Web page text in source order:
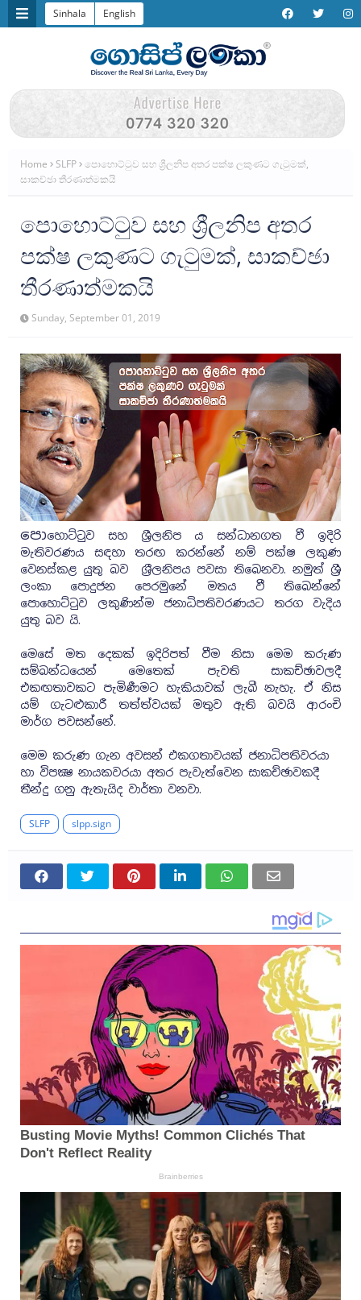
Sinhala English
Home SLFP පොහොට්‍ටුව සහ ශ්‍රීලනිප අතර පක්ෂ ලකුණට ගැ‍ටුමක්,
සාකච්ඡා තීරණාත්මකයි
පොහොට්‍ටුව සහ ශ්‍රීලනිප අතර
පක්ෂ ලකුණට ගැ‍ටුමක්, සාකච්ඡා
තීරණාත්මකයි
Sunday, September 01, 2019
පොහොට්‍ටුව සහ ශ්‍රීලනිප ය සන්ධානගත වී ඉදිරි
මැතිවරණය සඳහා තරඟ කරන්නේ නම් පක්ෂ ලකුණ
වෙනස්කළ යුතු බව ශ‍්‍රීලනිපය පවසා තිබෙනවා. නමුත් ශ්‍රී
ලංකා පොදුජන පෙරමුනේ මතය වී තිබෙන්නේ
පොහොට්ටුව ලකුණින්ම ජනාධිපතිවරණයට තරග වැදිය
යුතු බව යි.
මෙසේ මත දෙකක් ඉදිරිපත් වීම නිසා මෙම කරුණ
සම්බන්ධයෙන් මෙතෙක් පැවති සාකච්ඡාවලදී
එකඟතාවකට පැමිණීමට හැකියාවක් ලැබී නැහැ. ඒ නිස
යම් ගැටළුකාරී තත්ත්වයක් මතුව ඇති බවයි ආරංචි
මාර්ග පවසන්නේ.
මෙම කරුණ ගැන අවසන් එකගතාවයක් ජනාධිපතිවරයා
හා විපක්‍ෂ නායකවරයා අතර පැවැත්වෙන සාකච්ඡාවකදී
තීන්දු ගනු ඇතැයිද වාර්තා වනවා.
SLFP slpp.sign